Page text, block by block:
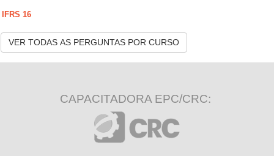
IFRS 16
VER TODAS AS PERGUNTAS POR CURSO
CAPACITADORA EPC/CRC: